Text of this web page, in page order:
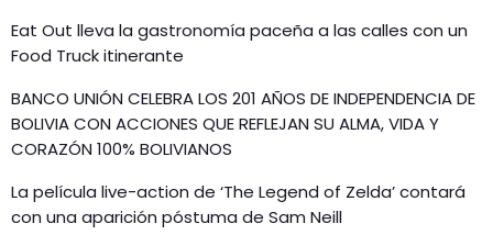
Eat Out lleva la gastronomía paceña a las calles con un
Food Truck itinerante
BANCO UNIÓN CELEBRA LOS 201 AÑOS DE INDEPENDENCIA DE
BOLIVIA CON ACCIONES QUE REFLEJAN SU ALMA, VIDA Y
CORAZÓN 100% BOLIVIANOS
La película live-action de ‘The Legend of Zelda’ contará
con una aparición póstuma de Sam Neill